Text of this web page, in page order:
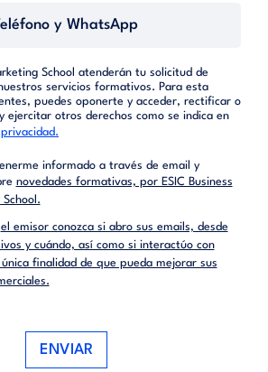
School atenderán tu solicitud de
servicios formativos. Para esta
puedes oponerte y acceder, rectificar o
ejercitar otros derechos como se indica en
informado a través de email y
novedades formativas, por ESIC Business
el emisor conozca si abro sus emails, desde
y cuándo, así como si interactúo con
finalidad de que pueda mejorar sus
ENVIAR